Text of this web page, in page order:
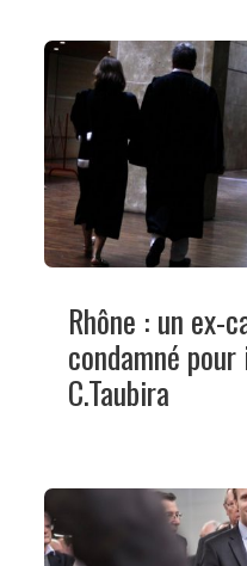
Rhône : un ex-
condamné
C.Taubira